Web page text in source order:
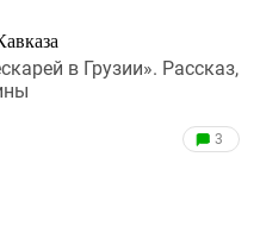
в Грузии». Рассказ,
3